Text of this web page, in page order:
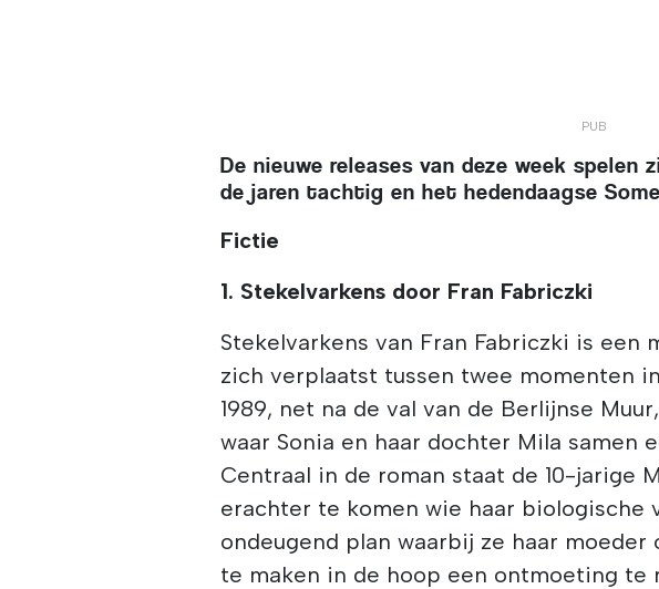
De nieuwe releases van deze week spelen
de jaren tachtig en het hedendaagse
Fictie
1. Stekelvarkens door Fran Fabriczki
Stekelvarkens van Fran Fabriczki is een
zich verplaatst tussen twee momenten
1989, net na de val van de Berlijnse
waar Sonia en haar dochter Mila samen
Centraal in de roman staat de 10-jarige
erachter te komen wie haar biologische
ondeugend plan waarbij ze haar
te maken in de hoop een ontmoeting te